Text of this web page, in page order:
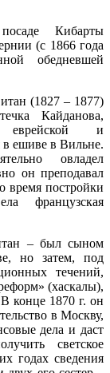
Кибарты
(с 1866 года
обедневшей
(1827 – 1877)
Кайданова,
еврейской и
ешиве в Вильне.
овладел
он преподавал
время постройки
французская
– был сыном
но затем, под
течений,
(хаскалы),
конце 1870 г. он
в Москву,
дела и даст
светское
годах сведения